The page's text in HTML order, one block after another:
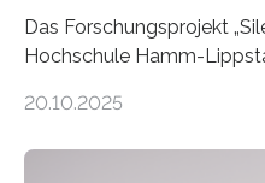
Das Forschungsprojekt
Hochschule Hamm-
auf Personen ab, die
20.10.2025